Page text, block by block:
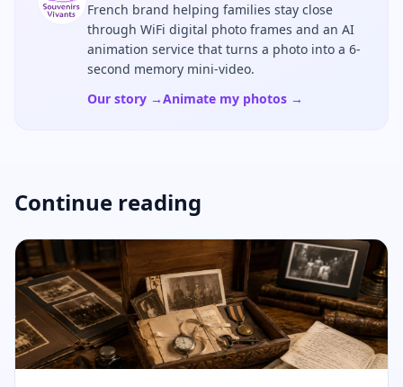
French brand helping families stay close
through WiFi digital photo frames and an AI
animation service that turns a photo into a 6-
second memory mini-video.
Our story →Animate my photos →
Continue reading